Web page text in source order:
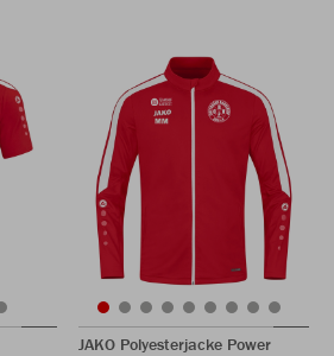
JAKO Polyesterjacke Power